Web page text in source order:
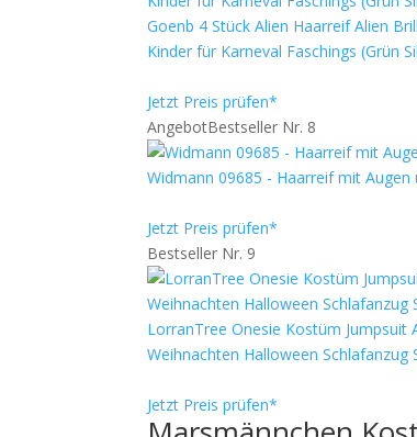
Goenb 4 Stück Alien Haarreif Alien
Kinder für Karneval Faschings (Grün
Jetzt Preis prüfen*
AngebotBestseller Nr. 8
Widmann 09685 - Haarreif mit
Jetzt Preis prüfen*
Bestseller Nr. 9
LorranTree Onesie Kostüm Jumpsuit
Weihnachten Halloween Schlafanzug
Jetzt Preis prüfen*